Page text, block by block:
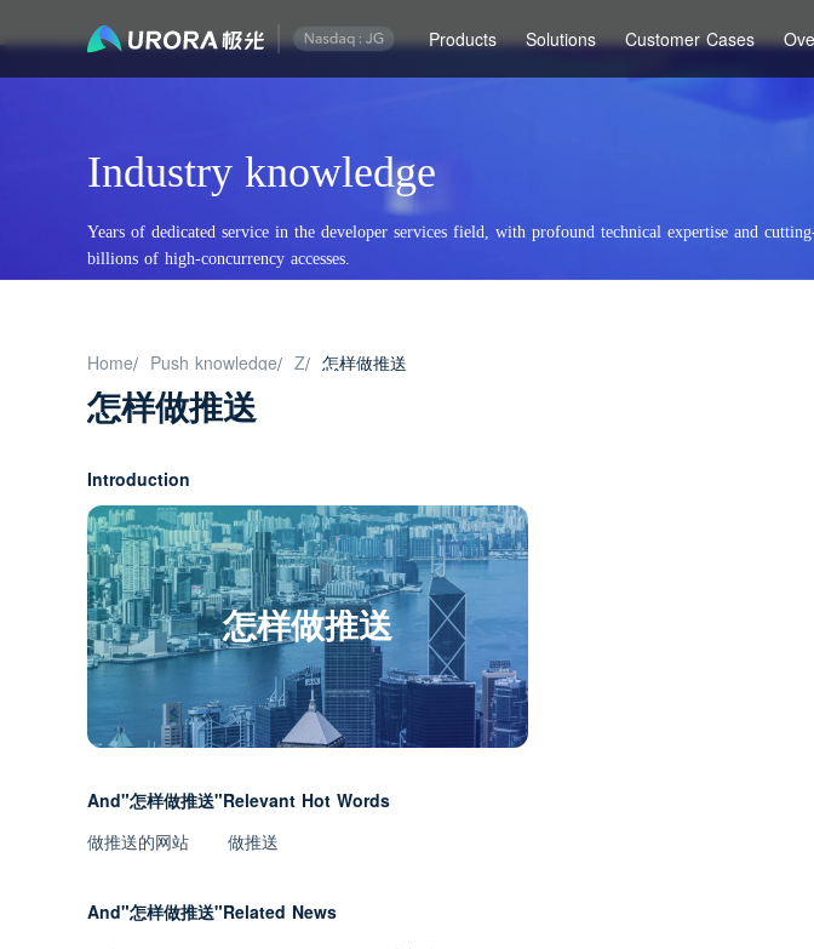
Products Solutions Customer Cases
Industry knowledge
Years of dedicated service in the developer services field, with profound technical expertise and
billions of high-concurrency accesses.
Home/ Push knowledge/ Z/ 怎样做推送
怎样做推送
Introduction
怎样做推送
And"怎样做推送"Relevant Hot Words
做推送的网站 做推送
And"怎样做推送"Related News